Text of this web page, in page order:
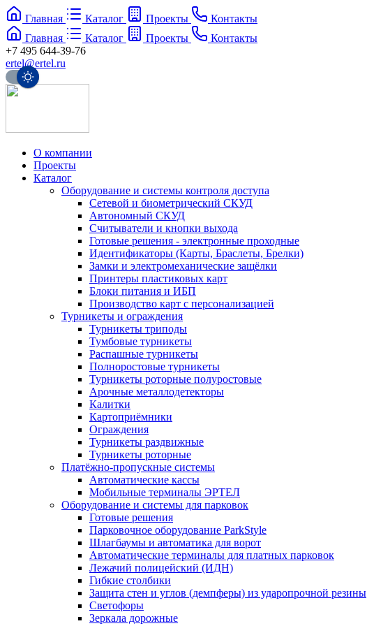
Главная Каталог Проекты
Контакты
Главная
Каталог Проекты
Контакты
+7 495 644-39-76
ertel@ertel.ru
О компании
Проекты
Каталог
Оборудование и системы контроля доступа
Сетевой и биометрический СКУД
Автономный СКУД
Считыватели и кнопки выхода
Готовые решения - электронные проходные
Идентификаторы (Карты, Браслеты, Брелки)
Замки и электромеханические защёлки
Принтеры пластиковых карт
Блоки питания и ИБП
Производство карт с персонализацией
Турникеты и ограждения
Турникеты триподы
Тумбовые турникеты
Распашные турникеты
Полноростовые турникеты
Турникеты роторные полуростовые
Арочные металлодетекторы
Калитки
Картоприёмники
Ограждения
Турникеты раздвижные
Турникеты роторные
Платёжно-пропускные системы
Автоматические кассы
Мобильные терминалы ЭРТЕЛ
Оборудование и системы для парковок
Готовые решения
Парковочное оборудование ParkStyle
Шлагбаумы и автоматика для ворот
Автоматические терминалы для платных парковок
Лежачий полицейский (ИДН)
Гибкие столбики
Защита стен и углов (демпферы) из ударопрочной резины
Светофоры
Зеркала дорожные